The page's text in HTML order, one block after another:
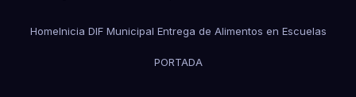
HomeInicia DIF Municipal Entrega de Alimentos en Escuelas
PORTADA